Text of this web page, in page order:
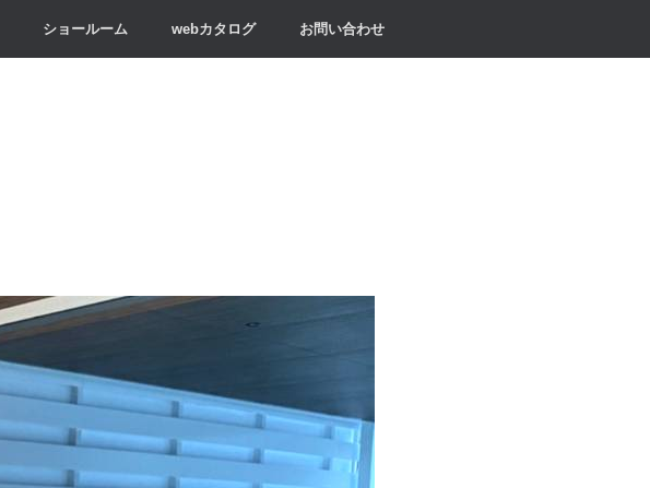
ショールーム webカタログ お問い合わせ